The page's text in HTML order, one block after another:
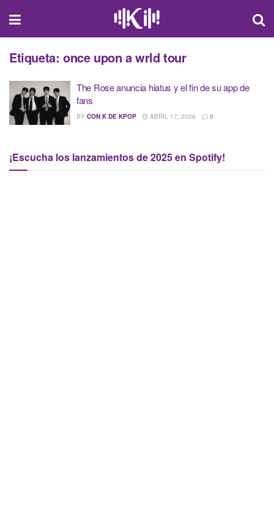
Etiqueta: once upon a wrld tour
The Rose anuncia hiatus y el fin de su app de
fans
BY CON K DE KPOP ABRIL 17, 2026 0
¡Escucha los lanzamientos de 2025 en Spotify!